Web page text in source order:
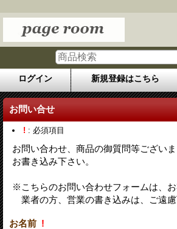
ログイン 新規登録はこちら
お問い合せ
! : 必須項目
お問い合わせ、商品の御質問等ござい
お書き込み下さい。
※こちらのお問い合わせフォームは、
業者の方、営業の書き込みは、ご遠慮
お名前 !